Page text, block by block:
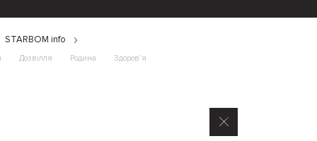
Дозвілля Родина Здоров’я
STARBOM info